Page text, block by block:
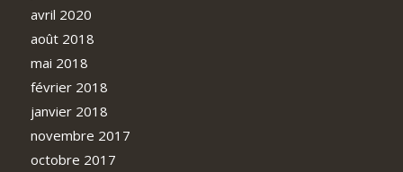
avril 2020
août 2018
mai 2018
février 2018
janvier 2018
novembre 2017
octobre 2017